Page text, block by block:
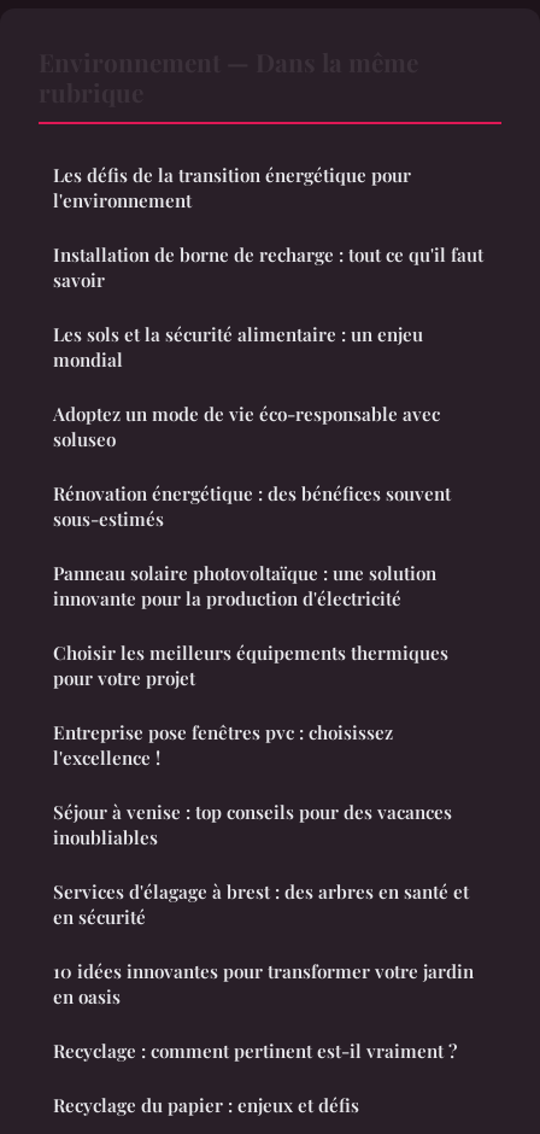
Les défis de la transition énergétique pour
l'environnement
Installation de borne de recharge : tout ce qu'il faut
savoir
Les sols et la sécurité alimentaire : un enjeu
mondial
Adoptez un mode de vie éco-responsable avec
soluseo
Rénovation énergétique : des bénéfices souvent
sous-estimés
Panneau solaire photovoltaïque : une solution
innovante pour la production d'électricité
Choisir les meilleurs équipements thermiques
pour votre projet
Entreprise pose fenêtres pvc : choisissez
l'excellence !
Séjour à venise : top conseils pour des vacances
inoubliables
Services d'élagage à brest : des arbres en santé et
en sécurité
10 idées innovantes pour transformer votre jardin
en oasis
Recyclage : comment pertinent est-il vraiment ?
Recyclage du papier : enjeux et défis